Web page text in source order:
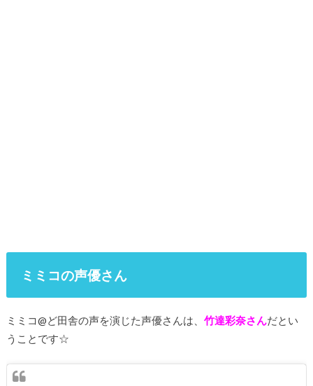
ミミコの声優さん
ミミコ@ど田舎の声を演じた声優さんは、 竹達彩奈さんだとい
うことです☆